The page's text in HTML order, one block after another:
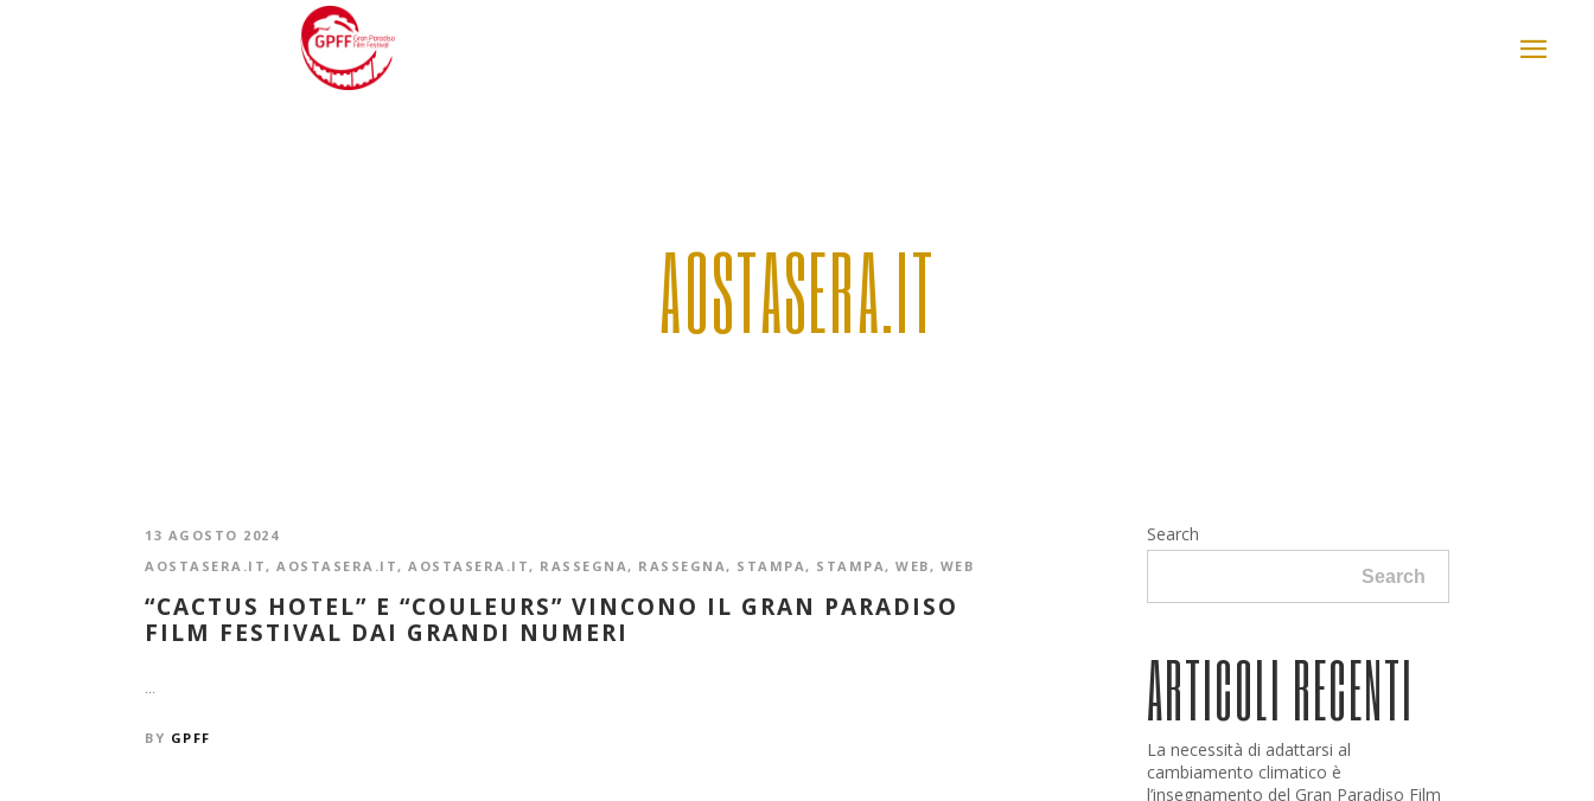
AOSTASERA.IT
13 AGOSTO 2024
AOSTASERA.IT, AOSTASERA.IT, AOSTASERA.IT, RASSEGNA, RASSEGNA, STAMPA, STAMPA, WEB, WEB
“CACTUS HOTEL” E “COULEURS” VINCONO IL GRAN PARADISO
FILM FESTIVAL DAI GRANDI NUMERI
...
BY GPFF
Search
Search
ARTICOLI RECENTI
La necessità di adattarsi al
cambiamento climatico è
l’insegnamento del Gran Paradiso Film